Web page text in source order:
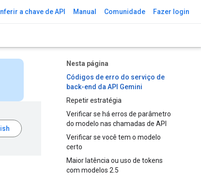
a chave de API Manual Comunidade Fazer login
Nesta página
Códigos de erro do serviço de
back-end da API Gemini
Repetir estratégia
Verificar se há erros de parâmetro
do modelo nas chamadas de API
Verificar se você tem o modelo
certo
Maior latência ou uso de tokens
com modelos 2.5